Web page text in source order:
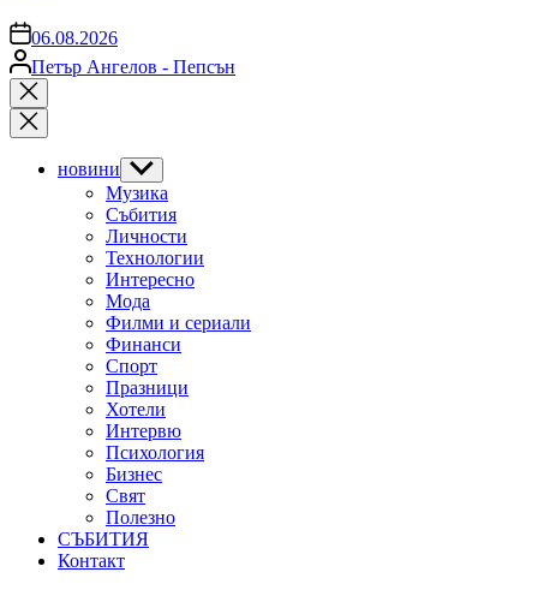
on06.08.2026
Posted
by
Петър Ангелов - Пепсън
Close
search
новини Show
sub
menu
Музика
Събития
Личности
Технологии
Интересно
Мода
Филми и сериали
Финанси
Спорт
Празници
Хотели
Интервю
Психология
Бизнес
Свят
Полезно
СЪБИТИЯ
Контакт